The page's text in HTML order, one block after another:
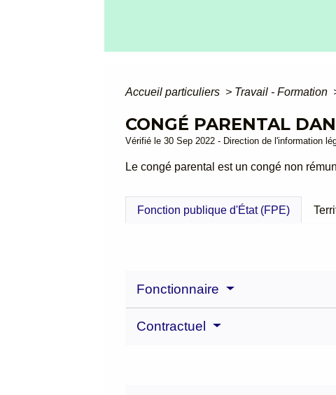
Accueil particuliers > Travail - Formation
CONGÉ PARENTAL
Vérifié le 30 Sep 2022 - Direction de l'information
Le congé parental est un congé non
Fonction publique d'État (FPE)
Fonctionnaire
Contractuel